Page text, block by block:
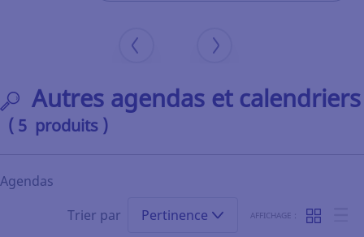
Autres agendas et calendriers
( 5 produits )
Agendas
Trier par
Pertinence AFFICHAGE :